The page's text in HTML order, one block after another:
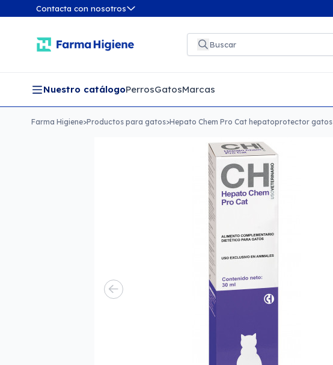
Contacta con nosotros
Nuestro catálogoPerrosGatosMarcas
Farma Higiene>Productos para gatos>Hepato Chem Pro Cat hepatoprotector gatos